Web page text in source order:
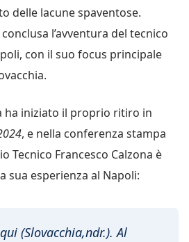
delle lacune spaventose.
l’avventura del tecnico
con il suo focus principale
ha iniziato il proprio ritiro in
, e nella conferenza stampa
Tecnico Francesco Calzona è
sua esperienza al Napoli:
(Slovacchia,ndr.). Al